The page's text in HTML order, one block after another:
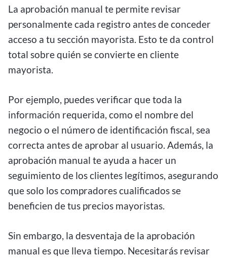
La aprobación manual te permite revisar
personalmente cada registro antes de conceder
acceso a tu sección mayorista. Esto te da control
total sobre quién se convierte en cliente
mayorista.
Por ejemplo, puedes verificar que toda la
información requerida, como el nombre del
negocio o el número de identificación fiscal, sea
correcta antes de aprobar al usuario. Además, la
aprobación manual te ayuda a hacer un
seguimiento de los clientes legítimos, asegurando
que solo los compradores cualificados se
beneficien de tus precios mayoristas.
Sin embargo, la desventaja de la aprobación
manual es que lleva tiempo. Necesitarás revisar